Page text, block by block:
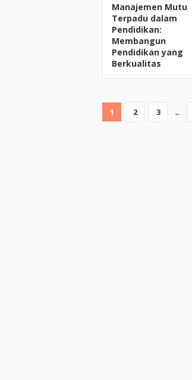
Manajemen Mutu
Terpadu dalam
Pendidikan:
Membangun
Pendidikan yang
Berkualitas
1 2 3 ...